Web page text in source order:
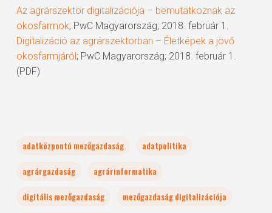
Az agrárszektor digitalizációja – bemutatkoznak az
okosfarmok; PwC Magyarország; 2018. február 1.
Digitalizáció az agrárszektorban – Életképek a jövő
okosfarmjáról; PwC Magyarország; 2018. február 1.
(PDF)
adatközpontú mezőgazdaság
adatpolitika
agrárgazdaság
agrárinformatika
digitális mezőgazdaság
mezőgazdaság digitalizációja